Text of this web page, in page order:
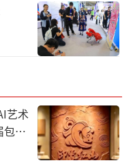
，地面接收的阳光
爽，夜晚冷若冰
四节气中第一个
”。古人根据对大
三候：一候鸿雁
艺术
包头